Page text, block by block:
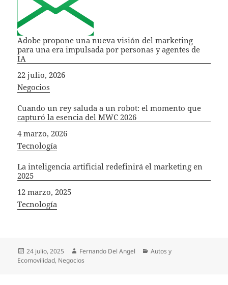
Adobe propone una nueva visión del marketing
para una era impulsada por personas y agentes de
IA
Fecha
22 julio, 2026
In relation to
Negocios
Cuando un rey saluda a un robot: el momento que
capturó la esencia del MWC 2026
Fecha
4 marzo, 2026
In relation to
Tecnología
La inteligencia artificial redefinirá el marketing en
2025
Fecha
12 marzo, 2025
In relation to
Tecnología
Publicado
el
24 julio, 2025 Autor
Fernando Del Angel Categorías
Autos y
Ecomovilidad, Negocios